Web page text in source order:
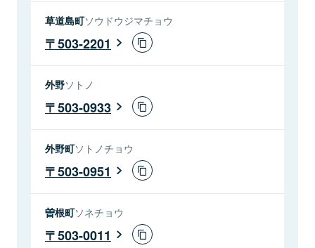
草道島町ソウドウジマチョウ
503-2201
外野ソトノ
503-0933
外野町ソトノチョウ
503-0951
曽根町ソネチョウ
503-0011